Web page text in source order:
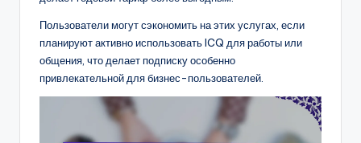
Пользователи могут сэкономить на этих услугах, если
планируют активно использовать ICQ для работы или
общения, что делает подписку особенно
привлекательной для бизнес-пользователей.